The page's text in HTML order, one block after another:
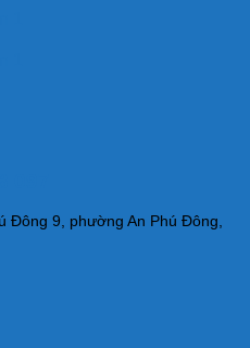
097
Đông 9, phường An Phú Đông,